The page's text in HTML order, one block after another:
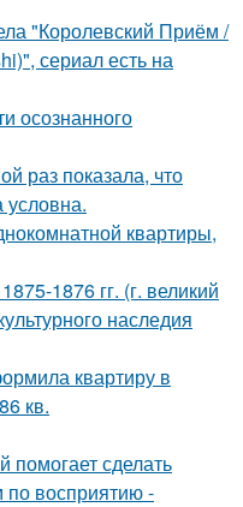
"Королевский Приём /
сериал есть на
осознанного
раз показала, что
квартиры,
1876 гг. (г. великий
наследия
квартиру в
кв.
помогает сделать
восприятию -